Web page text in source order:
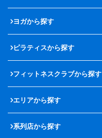
ヨガから探す
ピラティスから探す
フィットネスクラブから探す
エリアから探す
系列店から探す